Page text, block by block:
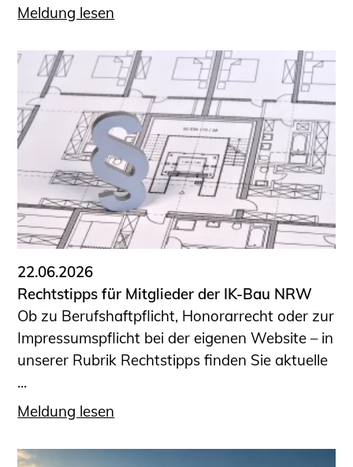
Meldung lesen
22.06.2026
Rechtstipps für Mitglieder der IK-Bau NRW
Ob zu Berufshaftpflicht, Honorarrecht oder zur
Impressumspflicht bei der eigenen Website – in
unserer Rubrik Rechtstipps finden Sie aktuelle
...
Meldung lesen